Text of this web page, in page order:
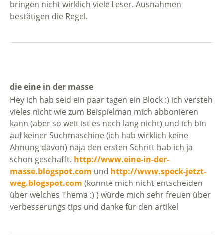
bringen nicht wirklich viele Leser. Ausnahmen
bestätigen die Regel.
die eine in der masse
Hey ich hab seid ein paar tagen ein Block :) ich versteh
vieles nicht wie zum Beispielman mich abbonieren
kann (aber so weit ist es noch lang nicht) und ich bin
auf keiner Suchmaschine (ich hab wirklich keine
Ahnung davon) naja den ersten Schritt hab ich ja
schon geschafft. http://www.eine-in-der-
masse.blogspot.com und http://www.speck-jetzt-
weg.blogspot.com (konnte mich nicht entscheiden
über welches Thema :) ) würde mich sehr freuen über
verbesserungs tips und danke für den artikel